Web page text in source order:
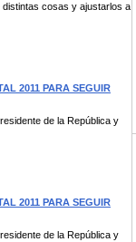
cosas y ajustarlos a
2011 PARA SEGUIR
de la República y
2011 PARA SEGUIR
de la República y